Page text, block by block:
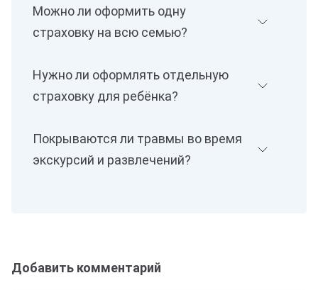
Можно ли оформить одну
страховку на всю семью?
Нужно ли оформлять отдельную
страховку для ребёнка?
Покрываются ли травмы во время
экскурсий и развлечений?
Добавить комментарий